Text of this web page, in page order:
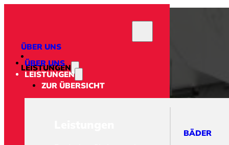
ÜBER UNS
LEISTUNGEN
BÄDER
ÜBER UNS
LEISTUNGEN
ZUR ÜBERSICHT